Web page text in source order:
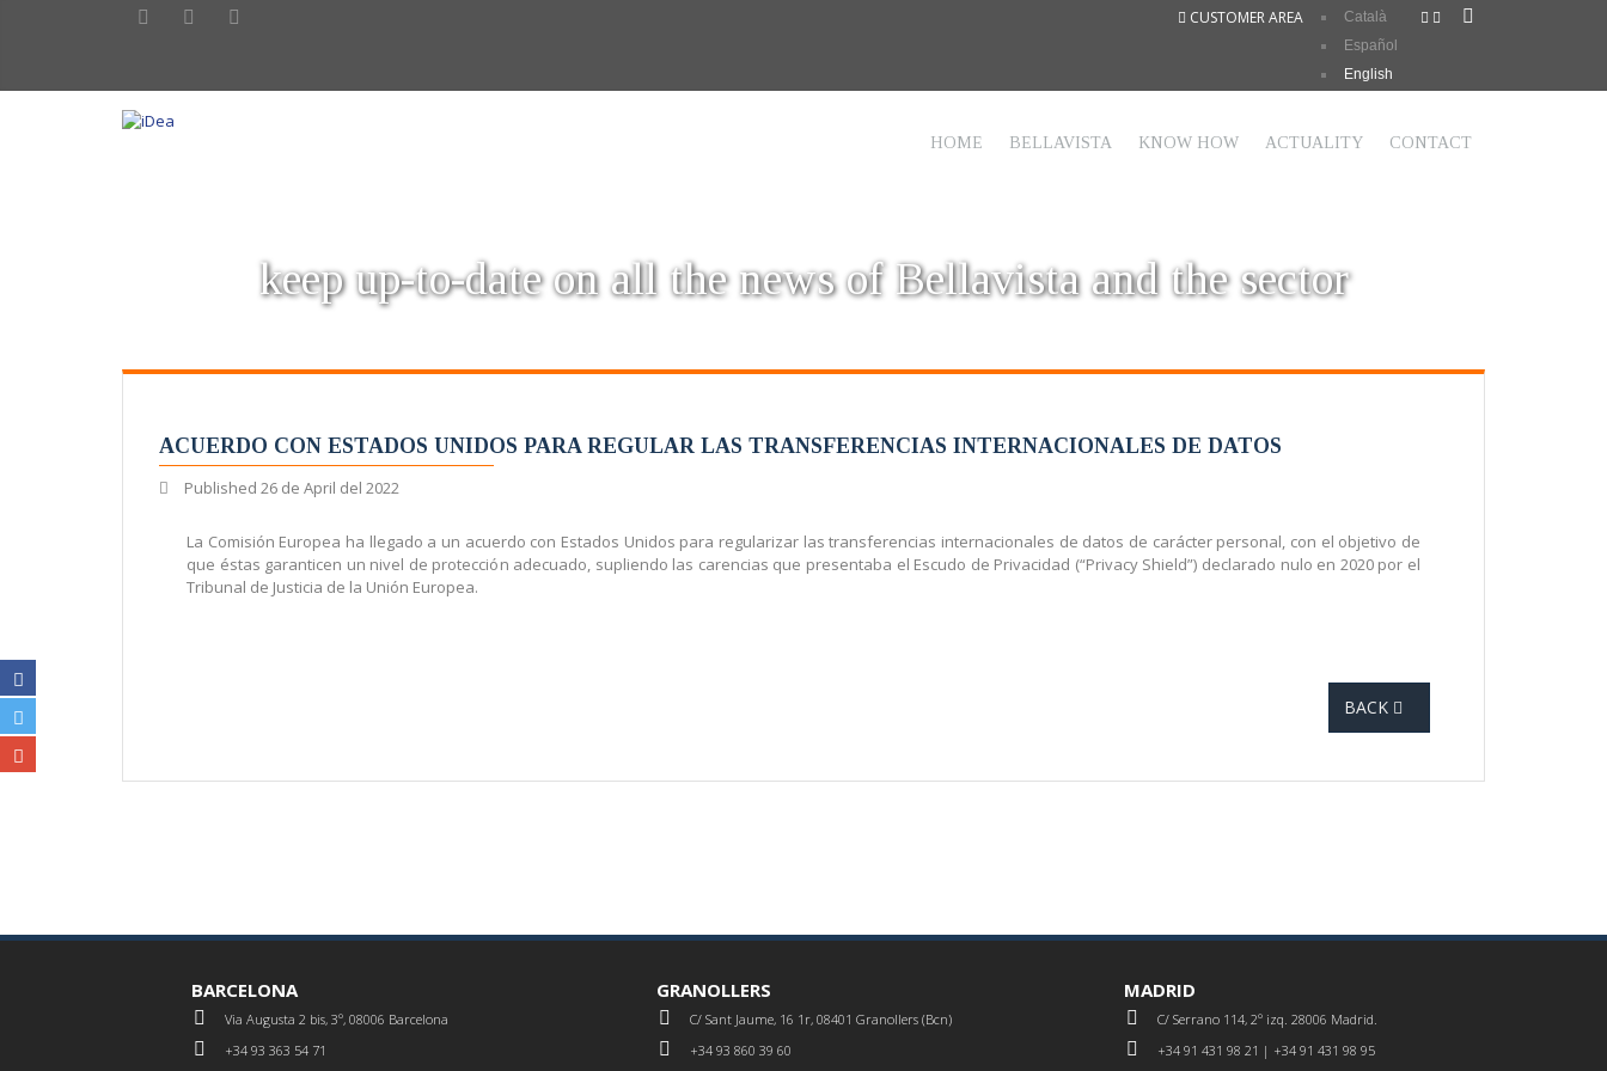
Català
Español
English
CUSTOMER AREA
HOME BELLAVISTA KNOW HOW ACTUALITY CONTACT
keep up-to-date on all the news of Bellavista and the sector
ACUERDO CON ESTADOS UNIDOS PARA REGULAR LAS TRANSFERENCIAS INTERNACIONALES DE DATOS
Published 26 de April del 2022
La Comisión Europea ha llegado a un acuerdo con Estados Unidos para regularizar las transferencias internacionales de datos de carácter personal, con el objetivo de
que éstas garanticen un nivel de protección adecuado, supliendo las carencias que presentaba el Escudo de Privacidad (“Privacy Shield”) declarado nulo en 2020 por el
Tribunal de Justicia de la Unión Europea.
BACK
BARCELONA
Via Augusta 2 bis, 3º, 08006 Barcelona
+34 93 363 54 71
GRANOLLERS
C/ Sant Jaume, 16 1r, 08401 Granollers (Bcn)
+34 93 860 39 60
MADRID
C/ Serrano 114, 2º izq. 28006 Madrid.
+34 91 431 98 21 | +34 91 431 98 95